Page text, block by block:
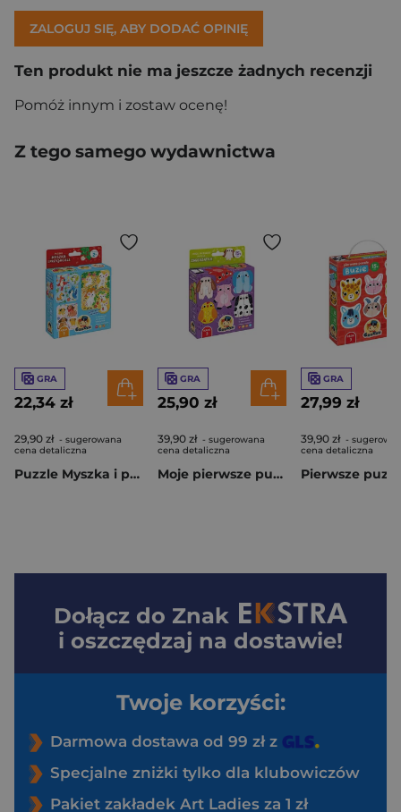
ZALOGUJ SIĘ, ABY DODAĆ OPINIĘ
Ten produkt nie ma jeszcze żadnych recenzji
Pomóż innym i zostaw ocenę!
Z tego samego wydawnictwa
GRA
22,34 zł
29,90 zł - sugerowana
cena detaliczna
Puzzle Myszka i przyjaciele CzuCzu
GRA
25,90 zł
39,90 zł - sugerowana
cena detaliczna
Moje pierwsze puzzle Zwierzątka Czuczu
GRA
27,99 zł
39,90 zł -
cena detaliczna
Dołącz do Znak
i oszczędzaj na dostawie!
Twoje korzyści:
Darmowa dostawa od 99 zł z
Specjalne zniżki tylko dla klubowiczów
Pakiet zakładek Art Ladies za 1 zł